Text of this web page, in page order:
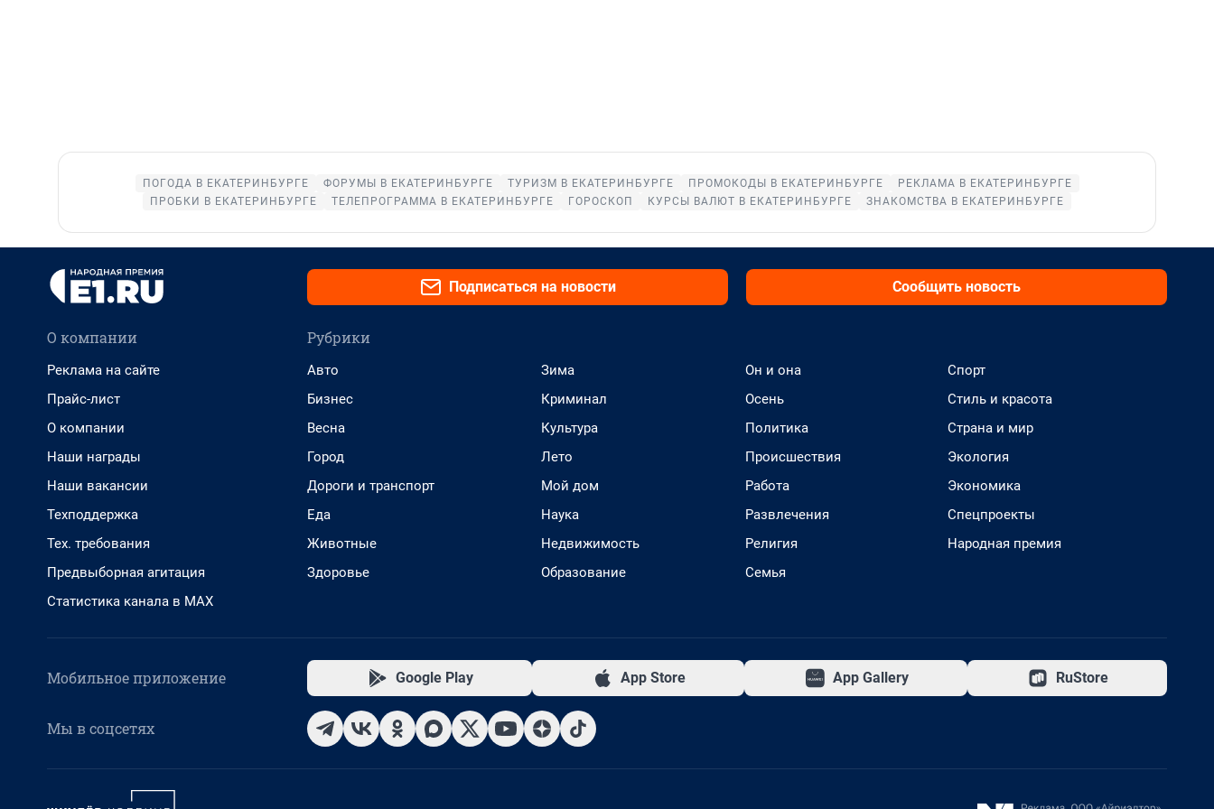
ПОГОДА В ЕКАТЕРИНБУРГЕ ФОРУМЫ В ЕКАТЕРИНБУРГЕ ТУРИЗМ В ЕКАТЕРИНБУРГЕ ПРОМОКОДЫ В ЕКАТЕРИНБУРГЕ
РЕКЛАМА В ЕКАТЕРИНБУРГЕ
ПРОБКИ В ЕКАТЕРИНБУРГЕ
ТЕЛЕПРОГРАММА В ЕКАТЕРИНБУРГЕ ГОРОСКОП КУРСЫ ВАЛЮТ В ЕКАТЕРИНБУРГЕ ЗНАКОМСТВА В ЕКАТЕРИНБУРГЕ
Подписаться на новости Сообщить новость
О компании
Реклама на сайте
Прайс-лист
О компании
Наши награды
Наши вакансии
Техподдержка
Тех. требования
Предвыборная агитация
Статистика канала в MAX
Рубрики
Авто
Бизнес
Весна
Город
Дороги и транспорт
Еда
Животные
Здоровье
Зима
Криминал
Культура
Лето
Мой дом
Наука
Недвижимость
Образование
Он и она
Осень
Политика
Происшествия
Работа
Развлечения
Религия
Семья
Спорт
Стиль и красота
Страна и мир
Экология
Экономика
Спецпроекты
Народная премия
Мобильное приложение Google Play App Store App Gallery RuStore
Мы в соцсетях